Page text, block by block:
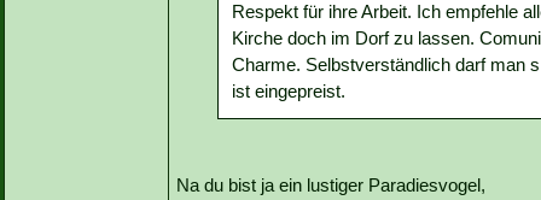
Respekt für ihre Arbeit. Ich empfehle
Kirche doch im Dorf zu lassen.
Charme. Selbstverständlich darf man
ist eingepreist.
Na du bist ja ein lustiger Paradiesvogel,